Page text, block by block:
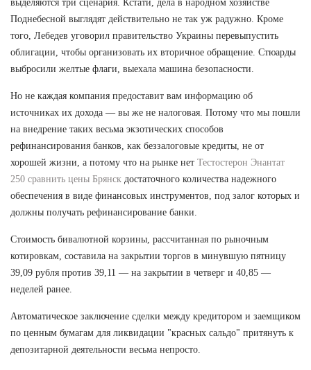
выделяются три сценария. Кстати, дела в народном хозяйстве
Поднебесной выглядят действительно не так уж радужно. Кроме
того, Лебедев уговорил правительство Украины перевыпустить
облигации, чтобы организовать их вторичное обращение. Стюарды
выбросили желтые флаги, выехала машина безопасности.
Но не каждая компания предоставит вам информацию об
источниках их дохода — вы же не налоговая. Потому что мы пошли
на внедрение таких весьма экзотических способов
рефинансирования банков, как беззалоговые кредиты, не от
хорошей жизни, а потому что на рынке нет Тестостерон Энантат
250 сравнить цены Брянск достаточного количества надежного
обеспечения в виде финансовых инструментов, под залог которых и
должны получать рефинансирование банки.
Стоимость бивалютной корзины, рассчитанная по рыночным
котировкам, составила на закрытии торгов в минувшую пятницу
39,09 рубля против 39,11 — на закрытии в четверг и 40,85 —
неделей ранее.
Автоматическое заключение сделки между кредитором и заемщиком
по ценным бумагам для ликвидации "красных сальдо" притянуть к
депозитарной деятельности весьма непросто.